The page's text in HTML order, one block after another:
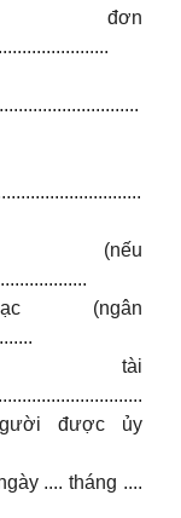
đơn
(nếu
(ngân
tài
được ủy
.... tháng ....